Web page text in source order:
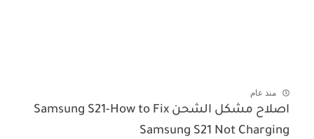
منذ عام
اصلاح مشكل الشحن Samsung S21-How to Fix
Samsung S21 Not Charging